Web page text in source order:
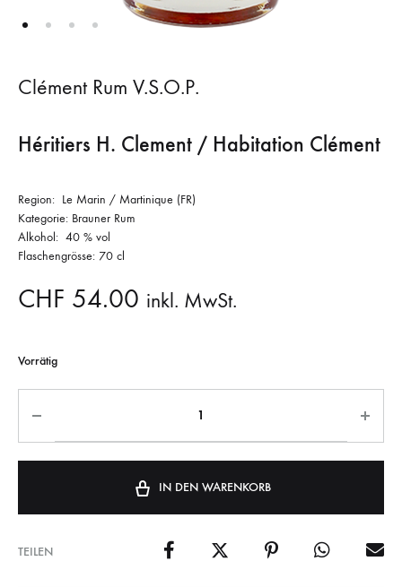
Clément Rum V.S.O.P.
Héritiers H. Clement / Habitation Clément
Region: Le Marin / Martinique (FR)
Kategorie: Brauner Rum
Alkohol: 40 % vol
Flaschengrösse: 70 cl
CHF 54.00 inkl. MwSt.
Vorrätig
IN DEN WARENKORB
TEILEN